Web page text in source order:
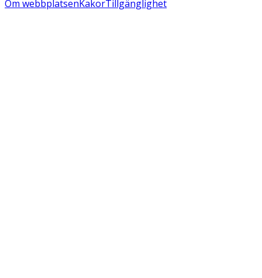
Om webbplatsenKakorTillgänglighet